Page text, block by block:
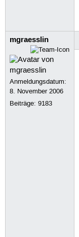
mgraesslin
Anmeldungsdatum:
8. November 2006
Beiträge:9183